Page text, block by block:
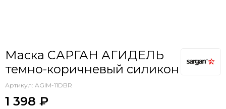
Маска САРГАН АГИДЕЛЬ
темно-коричневый силикон
Артикул: AGIM-11DBR
1 398 ₽